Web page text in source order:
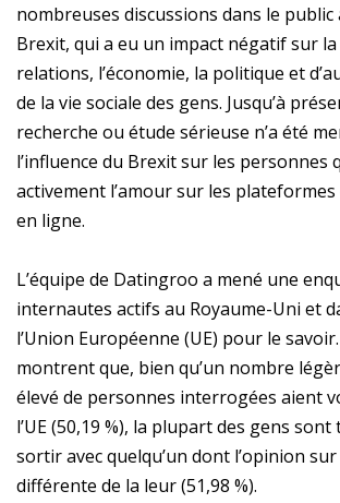
nombreuses discussions dans le public
Brexit, qui a eu un impact négatif sur la
relations, l’économie, la politique et
de la vie sociale des gens. Jusqu’à
recherche ou étude sérieuse n’a été
l’influence du Brexit sur les personnes
activement l’amour sur les
en ligne.
L’équipe de Datingroo a mené une
internautes actifs au Royaume-Uni et
l’Union Européenne (UE) pour le
montrent que, bien qu’un nombre
élevé de personnes interrogées aient
l’UE (50,19 %), la plupart des gens
sortir avec quelqu’un dont l’opinion
différente de la leur (51,98 %).